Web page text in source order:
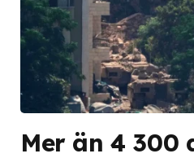
Mer än 4 300